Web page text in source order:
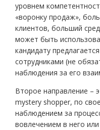
уровнем
«воронку продаж»,
клиентов, больший
может быть
кандидату
сотрудниками (не
наблюдения за его
Второе направление –
mystery shopper, по
наблюдением за
вовлечением в него